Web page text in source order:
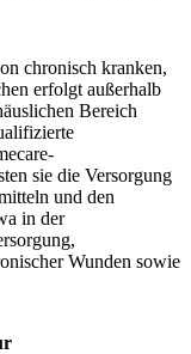
chronisch kranken,
erfolgt außerhalb
Bereich
sie die Versorgung
und den
in der
Wunden sowie